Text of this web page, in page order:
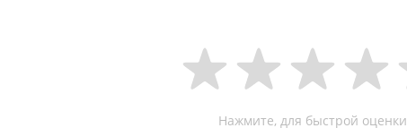
Нажмите, для быстрой оценки